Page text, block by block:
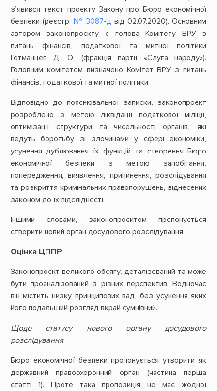
з’явився текст проєкту Закону про Бюро економічної
безпеки (реєстр. № 3087-д від 02.07.2020). Основним
автором законопроєкту є голова Комітету ВРУ з
питань фінансів, податкової та митної політики
Гетманцев Д. О. (фракція партії «Слуга народу»).
Головним комітетом визначено Комітет ВРУ з питань
фінансів, податкової та митної політики.
Відповідно до пояснювальної записки, законопроєкт
розроблено з метою ліквідації податкової міліції,
оптимізації структури та чисельності органів, які
ведуть боротьбу зі злочинами у сфері економіки,
усунення дублювання їх функцій та створення Бюро
економічної безпеки з метою запобігання,
попередження, виявлення, припинення, розслідування
та розкриття кримінальних правопорушень, віднесених
законом до їх підслідності.
Іншими словами, законопроєктом пропонується
створити новий орган досудового розслідування.
Оцінка ЦППР
Законопроєкт великого обсягу, деталізований та може
бути проаналізований з різних перспектив. Водночас
він містить низку принципових вад, без усунення яких
його подальший розгляд вкрай сумнівний.
Щодо статусу нового органу досудового
розслідування
Бюро економічної безпеки пропонується утворити як
державний правоохоронний орган (частина перша
статті 1). Проте така пропозиція не має жодної